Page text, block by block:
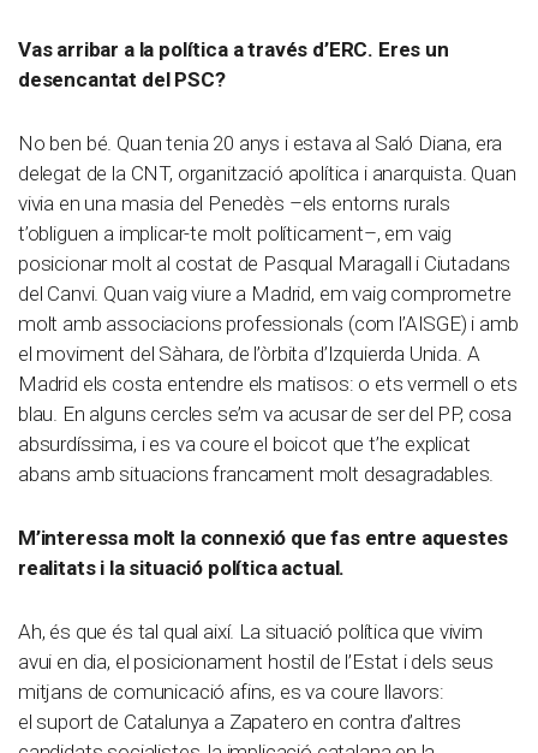
Vas arribar a la política a través d’ERC. Eres un
desencantat del PSC?
No ben bé. Quan tenia 20 anys i estava al Saló Diana, era
delegat de la CNT, organització apolítica i anarquista. Quan
vivia en una masia del Penedès –els entorns rurals
t’obliguen a implicar-te molt políticament–, em vaig
posicionar molt al costat de Pasqual Maragall i Ciutadans
del Canvi. Quan vaig viure a Madrid, em vaig comprometre
molt amb associacions professionals (com l’AISGE) i amb
el moviment del Sàhara, de l’òrbita d’Izquierda Unida. A
Madrid els costa entendre els matisos: o ets vermell o ets
blau. En alguns cercles se’m va acusar de ser del PP, cosa
absurdíssima, i es va coure el boicot que t’he explicat
abans amb situacions francament molt desagradables.
M’interessa molt la connexió que fas entre aquestes
realitats i la situació política actual.
Ah, és que és tal qual així. La situació política que vivim
avui en dia, el posicionament hostil de l’Estat i dels seus
mitjans de comunicació afins, es va coure llavors:
el suport de Catalunya a Zapatero en contra d’altres